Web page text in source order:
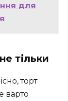
для
тільки
торт
варто